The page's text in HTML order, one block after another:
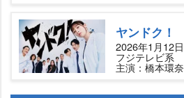
ヤンドク！
2026年1月12
フジテレビ系
主演：橋本環奈